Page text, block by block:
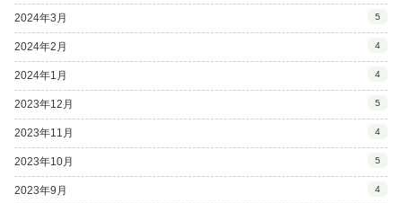
2024年3月 5
2024年2月 4
2024年1月 4
2023年12月 5
2023年11月 4
2023年10月 5
2023年9月 4